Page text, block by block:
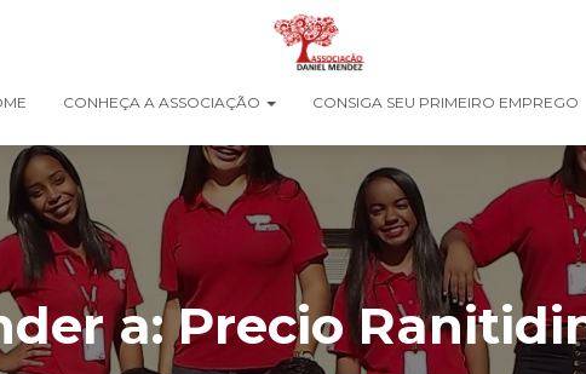
CONHEÇA A ASSOCIAÇÃO CONSIGA SEU PRIMEIRO EMPREGO
a: Precio